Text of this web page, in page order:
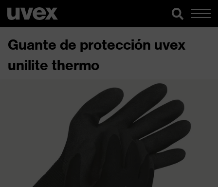
Guante de protección uvex
unilite thermo